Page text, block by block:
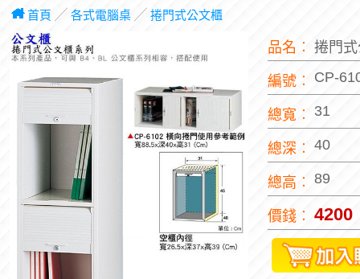
首頁 ╱ 各式電腦桌╱ 捲門式公文櫃
品名︰ 捲門
編號︰ CP-
總寬︰ 31
總深︰ 40
總高︰ 89
價錢︰ 4200